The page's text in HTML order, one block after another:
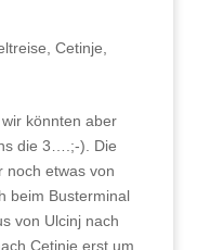
, Cetinje,
könnten aber
die 3….;-). Die
noch etwas von
beim Busterminal
von Ulcinj nach
Cetinje erst um